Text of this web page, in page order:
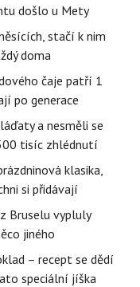
došlo u Mety
stačí k nim
doma
čaje patří 1
po generace
a nesměli se
tisíc zhlédnutí
klasika,
si přidávají
Bruselu vypluly
jiného
– recept se dědí
speciální jíška